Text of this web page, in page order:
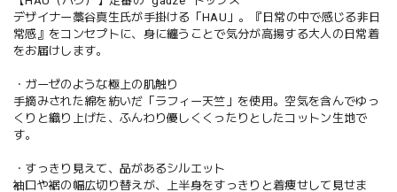
デザイナー藁谷真生氏が手掛ける「HAU」。『日常の中で感じる非日
常感』をコンセプトに、身に纏うことで気分が高揚する大人の日常着
をお届けします。
・ガーゼのような極上の肌触り
手摘みされた綿を紡いだ「ラフィー天竺」を使用。空気を含んでゆっ
くりと織り上げた、ふんわり優しくくったりとしたコットン生地で
す。
・すっきり見えて、品があるシルエット
袖口や裾の幅広切り替えが、上半身をすっきりと着痩せして見せま